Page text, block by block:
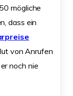
mögliche
dass ein
von Anrufen
noch nie